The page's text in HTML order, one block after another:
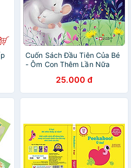
Cuốn Sách Đầu Tiên Của Bé
- Ôm Con Thêm Lần Nữa
25.000 đ